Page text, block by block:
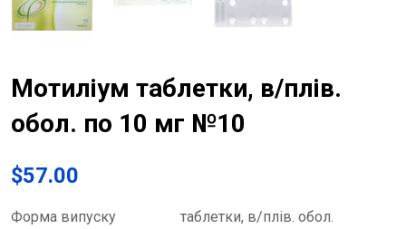
Мотиліум таблетки, в/плів.
обол. по 10 мг №10
$57.00
Форма випуску
таблетки, в/плів. обол.